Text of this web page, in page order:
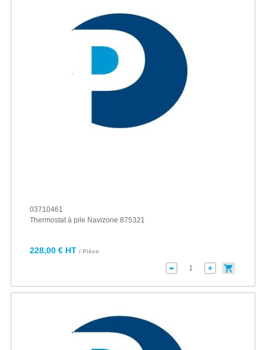
03710461
Thermostat à pile Navizone 875321
228,00 € HT / Pièce